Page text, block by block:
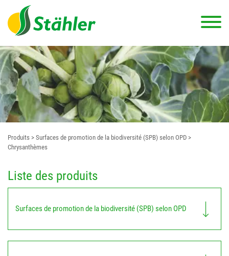
Produits > Surfaces de promotion de la biodiversité (SPB) selon OPD >
Chrysanthèmes
Liste des produits
Surfaces de promotion de la biodiversité (SPB) selon OPD